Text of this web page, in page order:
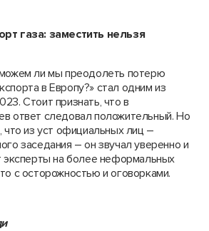
газа: заместить нельзя
ли мы преодолеть потерю
в Европу?» стал одним из
Стоит признать, что в
ответ следовал положительный. Но
что из уст официальных лиц –
заседания – он звучал уверенно и
эксперты на более неформальных
с осторожностью и оговорками.